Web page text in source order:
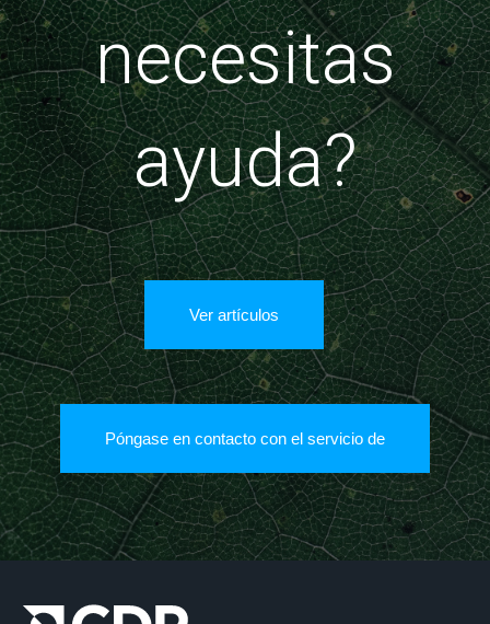
necesitas
ayuda?
Ver artículos
Póngase en contacto con el servicio de